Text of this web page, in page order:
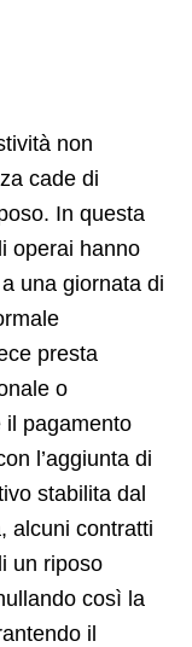
non
cade di
In questa
operai hanno
una giornata di
presta
o
il pagamento
l’aggiunta di
stabilita dal
alcuni contratti
un riposo
così la
il